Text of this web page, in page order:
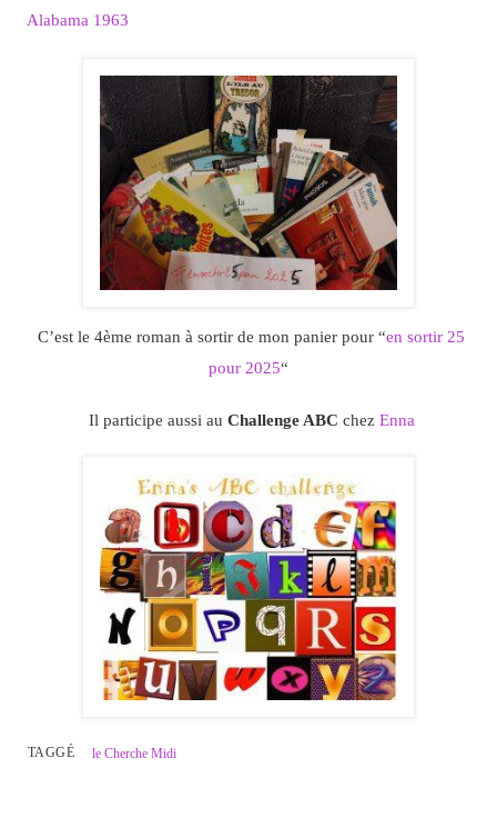
Alabama 1963
C’est le 4ème roman à sortir de mon panier pour “en sortir 25
pour 2025“
Il participe aussi au Challenge ABC chez Enna
TAGGÉ le Cherche Midi